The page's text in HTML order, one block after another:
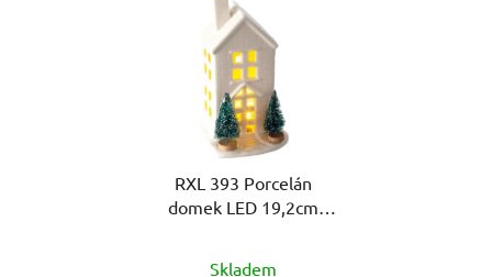
RXL 393 Porcelán
domek LED 19,2cm
Skladem